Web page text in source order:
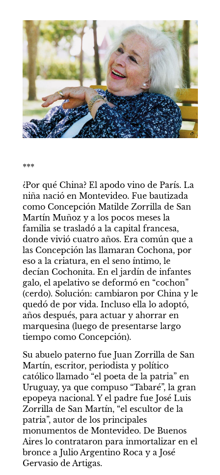
***
¿Por qué China? El apodo vino de París. La
niña nació en Montevideo. Fue bautizada
como Concepción Matilde Zorrilla de San
Martín Muñoz y a los pocos meses la
familia se trasladó a la capital francesa,
donde vivió cuatro años. Era común que a
las Concepción las llamaran Cochona, por
eso a la criatura, en el seno íntimo, le
decían Cochonita. En el jardín de infantes
galo, el apelativo se deformó en “cochon”
(cerdo). Solución: cambiaron por China y le
quedó de por vida. Incluso ella lo adoptó,
años después, para actuar y ahorrar en
marquesina (luego de presentarse largo
tiempo como Concepción).
Su abuelo paterno fue Juan Zorrilla de San
Martín, escritor, periodista y político
católico llamado “el poeta de la patria” en
Uruguay, ya que compuso “Tabaré”, la gran
epopeya nacional. Y el padre fue José Luis
Zorrilla de San Martín, “el escultor de la
patria”, autor de los principales
monumentos de Montevideo. De Buenos
Aires lo contrataron para inmortalizar en el
bronce a Julio Argentino Roca y a José
Gervasio de Artigas.